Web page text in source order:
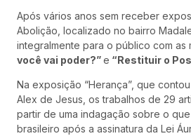
Após vários anos sem receber
Abolição, localizado no bairro
integralmente para o público com as
você vai poder?”e “Restituir o
Na exposição “Herança”, que
Alex de Jesus, os trabalhos de 29
partir de uma indagação sobre o
brasileiro após a assinatura da Lei